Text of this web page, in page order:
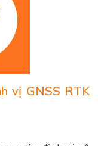
vị GNSS RTK